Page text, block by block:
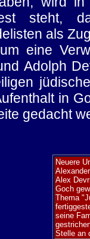
steht,
als
eine
Adolph
in
gedacht
Neuere
Alex
Goch
Thema
seine
Stelle an